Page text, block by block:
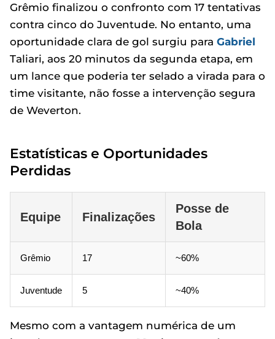
Grêmio finalizou o confronto com 17 tentativas
contra cinco do Juventude. No entanto, uma
oportunidade clara de gol surgiu para Gabriel
Taliari, aos 20 minutos da segunda etapa, em
um lance que poderia ter selado a virada para o
time visitante, não fosse a intervenção segura
de Weverton.
Estatísticas e Oportunidades
Perdidas
Equipe Finalizações
Posse de
Bola
Grêmio 17 ~60%
Juventude 5 ~40%
Mesmo com a vantagem numérica de um